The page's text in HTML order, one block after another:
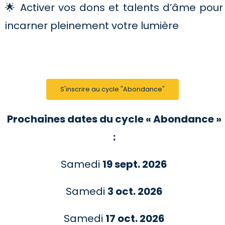
🌟 Activer vos dons et talents d’âme pour
incarner pleinement votre lumière
S'inscrire au cycle "Abondance"
Prochaines dates du cycle « Abondance »
:
Samedi 19 sept. 2026
Samedi 3 oct. 2026
Samedi 17 oct. 2026